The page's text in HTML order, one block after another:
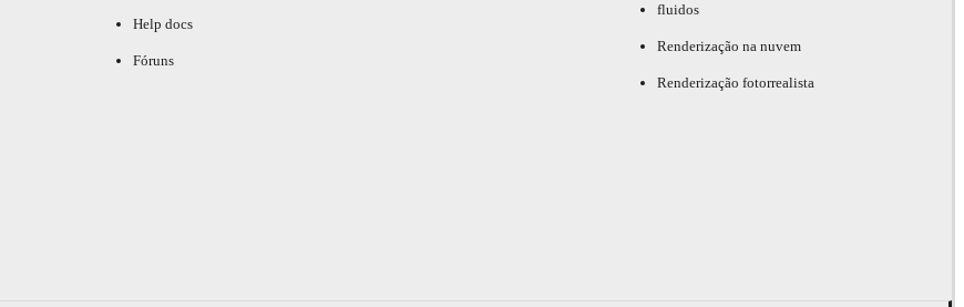
Help docs
Fóruns
fluidos
Renderização na nuvem
Renderização fotorrealista